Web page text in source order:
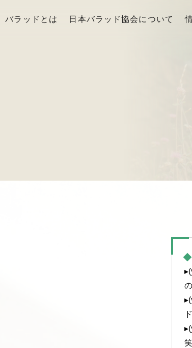
バラッドとは 日本バラッド協会について
ド